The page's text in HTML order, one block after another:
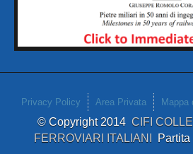
Privacy Policy Area Privata Mappa
© Copyright 2014 CIFI
FERROVIARI ITALIANI